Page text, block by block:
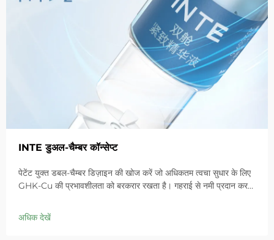
INTE डुअल-चैम्बर कॉन्सेप्ट
पेटेंट युक्त डबल-चैम्बर डिज़ाइन की खोज करें जो अधिकतम त्वचा सुधार के लिए
GHK-Cu की प्रभावशीलता को बरकरार रखता है। गहराई से नमी प्रदान करता
आज ही 'स्मॉल ब्लू चैम्बर' समाधान आजमाएं।
अधिक देखें